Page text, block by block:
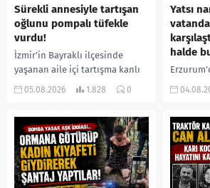
Sürekli annesiyle tartışan
oğlunu pompalı tüfekle
vurdu!
İzmir’in Bayraklı ilçesinde
yaşanan aile içi tartışma kanlı
bitti. İddiaya göre, uzun süredir
05.08.2026 1.828 0
Yatsı
halde
camiye
yerine